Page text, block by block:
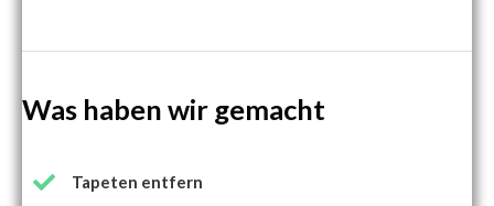
Was haben wir gemacht
Tapeten entfern